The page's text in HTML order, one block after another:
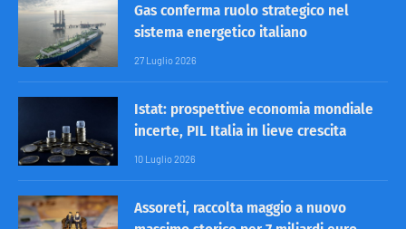
Gas conferma ruolo strategico nel
sistema energetico italiano
27 Luglio 2026
Istat: prospettive economia mondiale
incerte, PIL Italia in lieve crescita
10 Luglio 2026
Assoreti, raccolta maggio a nuovo